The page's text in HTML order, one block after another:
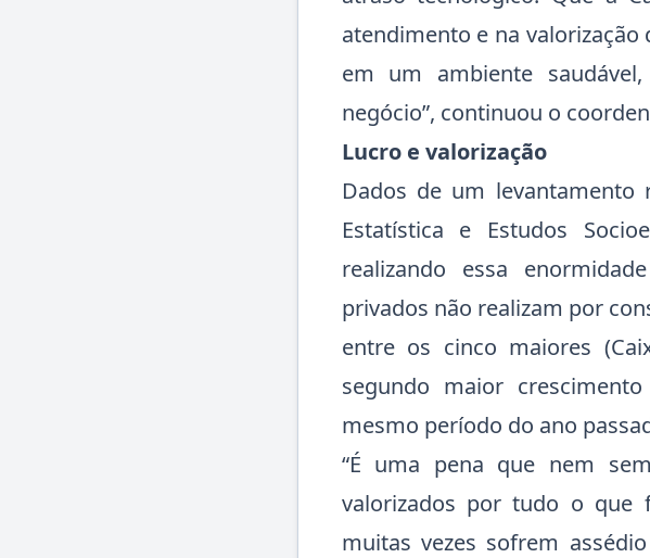
atendimento e na
em um ambiente
negócio”, continuou o
Lucro e valorização
Dados de um levantamento
Estatística e Estudos
realizando essa
privados não realizam por
entre os cinco maiores
segundo maior
mesmo período do ano
“É uma pena que nem
valorizados por tudo o que
muitas vezes sofrem